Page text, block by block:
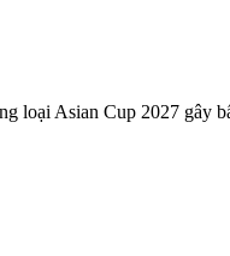
Asian Cup 2027 gây